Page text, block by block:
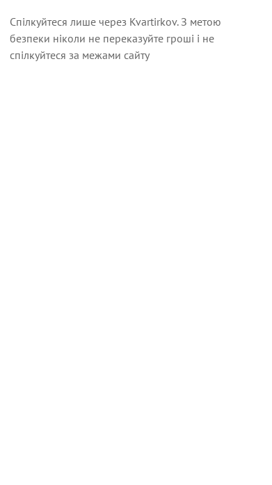
Спілкуйтеся лише через Kvartirkov. З метою
безпеки ніколи не переказуйте гроші і не
спілкуйтеся за межами сайту